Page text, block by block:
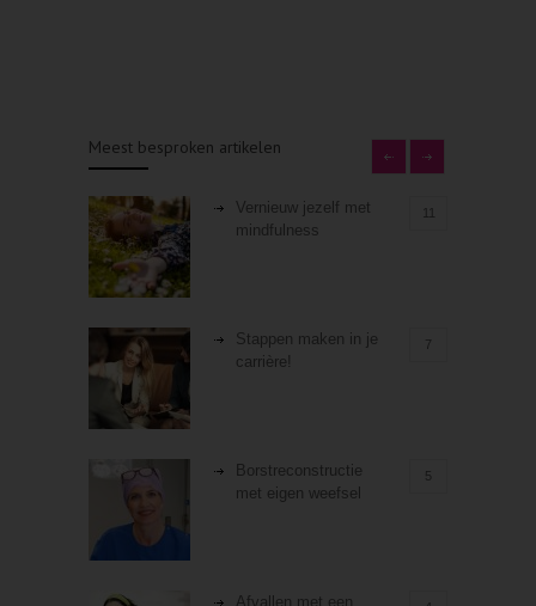
Meest besproken artikelen
Vernieuw jezelf met
mindfulness
Stappen maken in je
carrière!
7
Borstreconstructie
met eigen weefsel
5
Afvallen met een